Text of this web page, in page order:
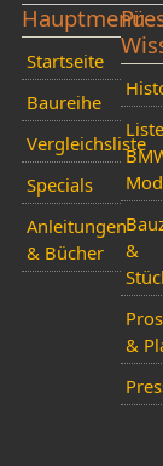
Hauptmenü
Startseite
Baureihe
Vergleichsliste
Specials
Anleitungen
& Bücher
&
&